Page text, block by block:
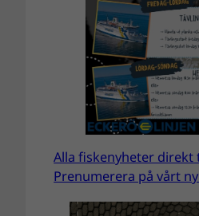
Alla fiskenyheter direkt
Prenumerera på vårt